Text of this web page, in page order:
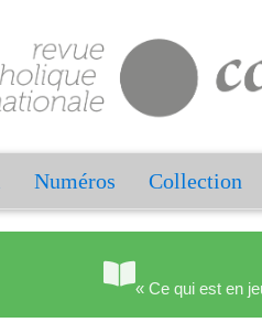
Numéros Collection
« Ce qui est en